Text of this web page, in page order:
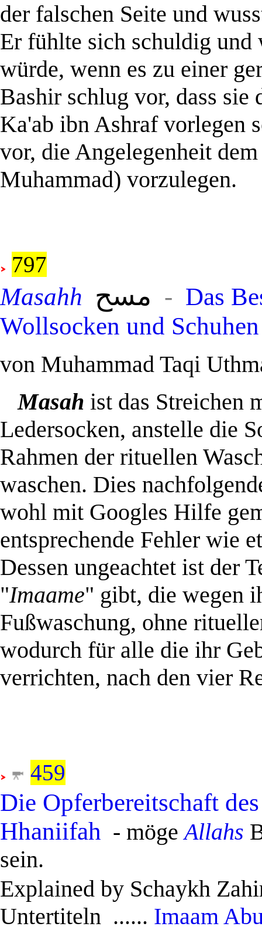
der falschen Seite und
Er fühlte sich schuldig und
würde, wenn es zu einer
Bashir schlug vor, dass sie
Ka'ab ibn Ashraf vorlegen
vor, die Angelegenheit
Muhammad) vorzulegen.
797
Masahh مسح - Das
Wollsocken und Schuhen
von Muhammad Taqi
Masah ist das Streichen
Ledersocken, anstelle die
Rahmen der rituellen
waschen. Dies
wohl mit Googles Hilfe
entsprechende Fehler wie
Dessen ungeachtet ist der
"Imaame" gibt, die wegen
Fußwaschung, ohne
wodurch für alle die ihr
verrichten, nach den vier
459
Die Opferbereitschaft
Hhaniifah - mögeAllahs
sein.
Explained by Schaykh
Untertiteln ...... Imaam